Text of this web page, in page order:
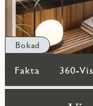
Bokad
Fakta 360-